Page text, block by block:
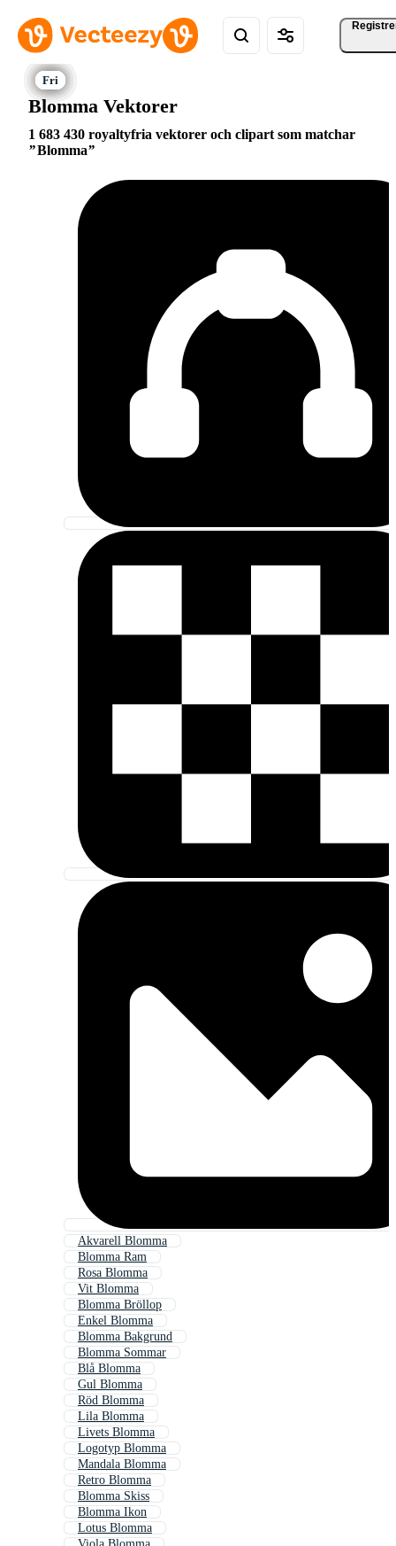
Blomma Vektorer
1 683 430 royaltyfria vektorer och clipart som matchar
Blomma
Akvarell Blomma
Blomma Ram
Rosa Blomma
Vit Blomma
Blomma Bröllop
Enkel Blomma
Blomma Bakgrund
Blomma Sommar
Blå Blomma
Gul Blomma
Röd Blomma
Lila Blomma
Livets Blomma
Logotyp Blomma
Mandala Blomma
Retro Blomma
Blomma Skiss
Blomma Ikon
Lotus Blomma